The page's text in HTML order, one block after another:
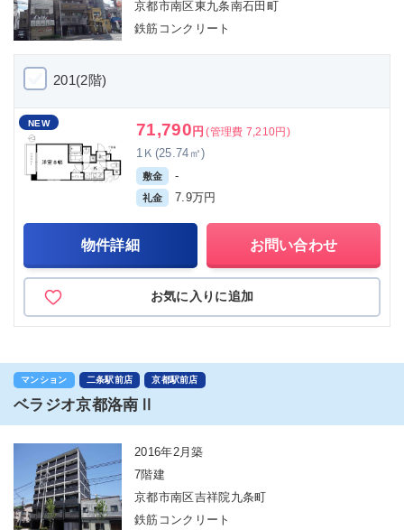
京都市南区東九条南石田町
鉄筋コンクリート
201(2階)
NEW 71,790 円 (管理費 7,210円)
1Ｋ(25.74㎡)
敷金 -
礼金 7.9万円
物件詳細 お問い合わせ
お気に入りに追加
マンション 二条駅前店 京都駅前店
ベラジオ京都洛南Ⅱ
2016年2月築
7階建
京都市南区吉祥院九条町
鉄筋コンクリート